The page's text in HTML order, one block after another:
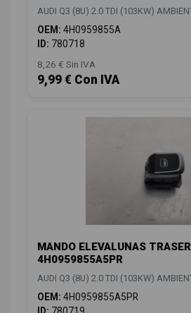
AUDI Q3 (8U) 2.0 TDI (103KW)
OEM: 4H0959855A
ID: 780718
8,26 € Sin IVA
9,99 € Con IVA
MANDO ELEVALUNAS
4H0959855A5PR
AUDI Q3 (8U) 2.0 TDI (103KW)
OEM: 4H0959855A5PR